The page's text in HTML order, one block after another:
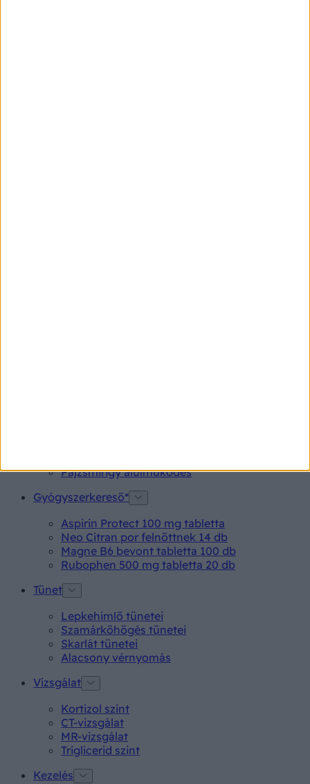
Pajzsmirigy alulműködés
Gyógyszerkereső*
Aspirin Protect 100 mg tabletta
Neo Citran por felnőttnek 14 db
Magne B6 bevont tabletta 100 db
Rubophen 500 mg tabletta 20 db
Tünet
Lepkehimlő tünetei
Szamárköhögés tünetei
Skarlát tünetei
Alacsony vérnyomás
Vizsgálat
Kortizol szint
CT-vizsgálat
MR-vizsgálat
Triglicerid szint
Kezelés